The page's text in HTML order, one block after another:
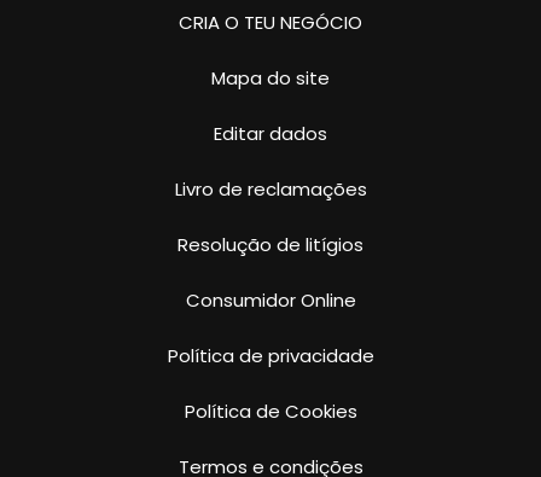
CRIA O TEU NEGÓCIO
Mapa do site
Editar dados
Livro de reclamações
Resolução de litígios
Consumidor Online
Política de privacidade
Política de Cookies
Termos e condições